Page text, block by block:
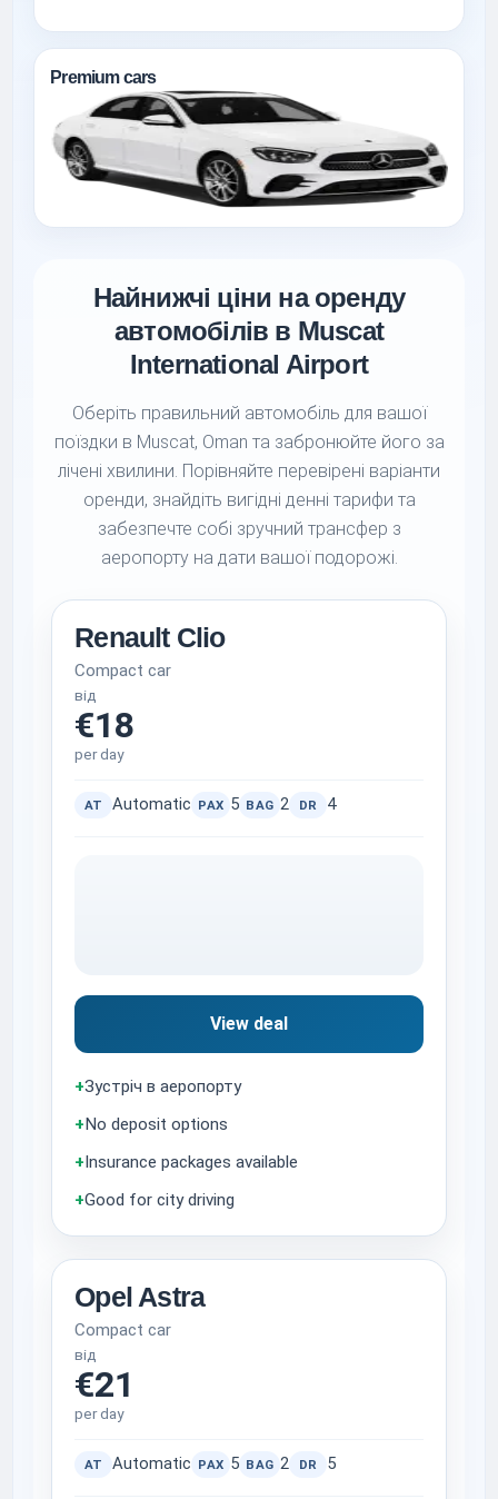
Premium cars
Найнижчі ціни на оренду
автомобілів в Muscat
International Airport
Оберіть правильний автомобіль для вашої
поїздки в Muscat, Oman та забронюйте його за
лічені хвилини. Порівняйте перевірені варіанти
оренди, знайдіть вигідні денні тарифи та
забезпечте собі зручний трансфер з
аеропорту на дати вашої подорожі.
Renault Clio
Compact car
від
€18
per day
AT Automatic PAX 5 BAG 2 DR 4
View deal
+Зустріч в аеропорту
+No deposit options
+Insurance packages available
+Good for city driving
Opel Astra
Compact car
від
€21
per day
AT Automatic PAX 5 BAG 2 DR 5